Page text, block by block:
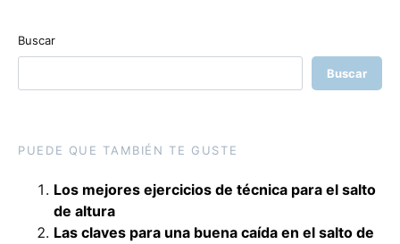
Buscar
Buscar
PUEDE QUE TAMBIÉN TE GUSTE
Los mejores ejercicios de técnica para el salto
de altura
Las claves para una buena caída en el salto de